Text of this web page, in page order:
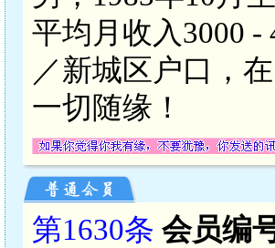
平均月收入3000
／新城区户口，
一切随缘！
第1630条 会员编